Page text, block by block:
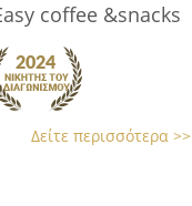
coffee &snacks
Δείτε περισσότερα >>